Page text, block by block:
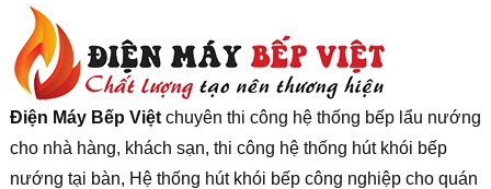
Điện Máy Bếp Việtchuyên thi công hệ thống bếp lẩu nướng
cho nhà hàng, khách sạn, thi công hệ thống hút khói bếp
nướng tại bàn, Hệ thống hút khói bếp công nghiệp cho quán